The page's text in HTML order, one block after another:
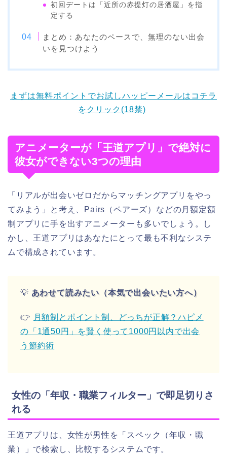
初回デートは「近所の赤提灯の居酒屋」を指
定する
まとめ：あなたのペースで、無理のない出会
いを見つけよう
まずは無料ポイントでお試しハッピーメールはコチラ
をクリック(18禁)
アニメーターが「王道アプリ」で絶対に
彼女ができない3つの理由
「リアルが出会いゼロだからマッチングアプリをやっ
てみよう」と考え、Pairs（ペアーズ）などの月額定額
制アプリに手を出すアニメーターも多いでしょう。し
かし、王道アプリはあなたにとって最も不利なシステ
ムで構成されています。
💡 あわせて読みたい（本気で出会いたい方へ）
👉 月額制とポイント制、どっちが正解？ハピメ
の「1通50円」を賢く使って1000円以内で出会
う節約術
女性の「年収・職業フィルター」で即足切りさ
れる
王道アプリは、女性が男性を「スペック（年収・職
業）」で検索し、比較するシステムです。